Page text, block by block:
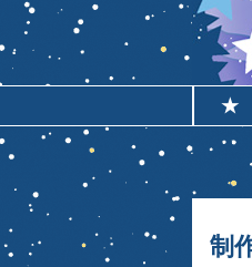
★
制